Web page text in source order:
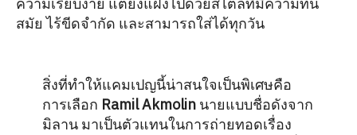
ความเรียบง่าย แต่ยังแฝงไปด้วยสไตล์ที่มีความทัน
สมัย ไร้ขีดจำกัด และสามารถใส่ได้ทุกวัน
สิ่งที่ทำให้แคมเปญนี้น่าสนใจเป็นพิเศษคือ
การเลือก Ramil Akmolin นายแบบชื่อดังจาก
มิลาน มาเป็นตัวแทนในการถ่ายทอดเรื่อง